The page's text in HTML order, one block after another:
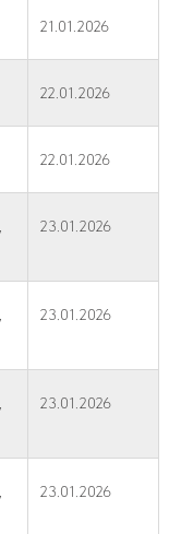
21.01.2026
22.01.2026
22.01.2026
23.01.2026
23.01.2026
23.01.2026
23.01.2026